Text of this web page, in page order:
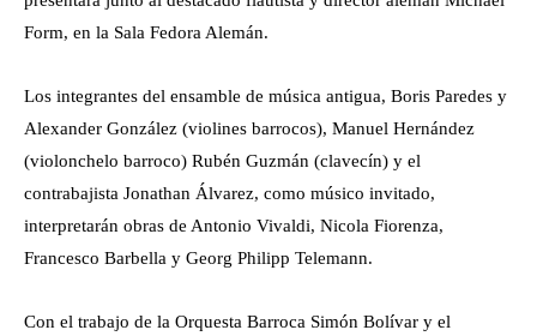
Form, en la Sala Fedora Alemán.
Los integrantes del ensamble de música antigua, Boris Paredes y
Alexander González (violines barrocos), Manuel Hernández
(violonchelo barroco) Rubén Guzmán (clavecín) y el
contrabajista Jonathan Álvarez, como músico invitado,
interpretarán obras de Antonio Vivaldi, Nicola Fiorenza,
Francesco Barbella y Georg Philipp Telemann.
Con el trabajo de la Orquesta Barroca Simón Bolívar y el